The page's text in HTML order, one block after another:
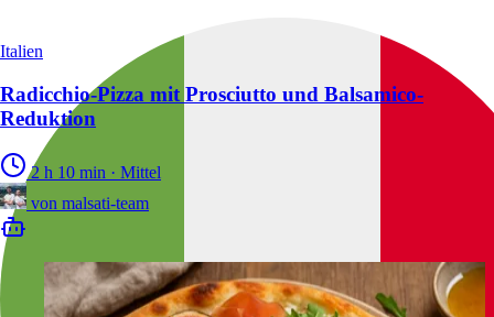
Italien
Radicchio-Pizza mit Prosciutto und Balsamico-
Reduktion
2 h 10 min · Mittel
von malsati-team